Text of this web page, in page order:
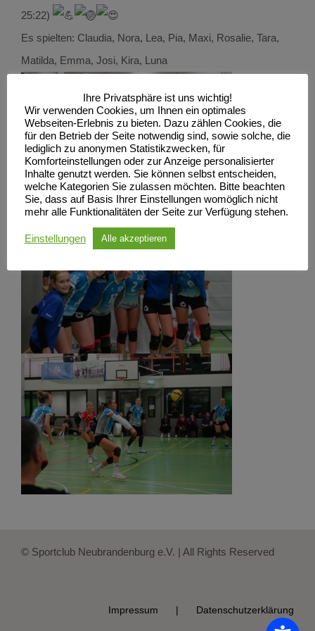
25:22)
Es spielten: Claudia, Nora, Lea, Pia, Maxi, Rosalie, Tara,
Matilda, Emma, Josi, Kira, Luna
© Sportclub Neubrandenburg e.V. | All Rights Reserved
Impressum Datenschutzerklärung
Ihre Privatsphäre ist uns wichtig!
Wir verwenden Cookies, um Ihnen ein optimales
Webseiten-Erlebnis zu bieten. Dazu zählen Cookies, die
für den Betrieb der Seite notwendig sind, sowie solche, die
lediglich zu anonymen Statistikzwecken, für
Komforteinstellungen oder zur Anzeige personalisierter
Inhalte genutzt werden. Sie können selbst entscheiden,
welche Kategorien Sie zulassen möchten. Bitte beachten
Sie, dass auf Basis Ihrer Einstellungen womöglich nicht
mehr alle Funktionalitäten der Seite zur Verfügung stehen.
Einstellungen Alle akzeptieren